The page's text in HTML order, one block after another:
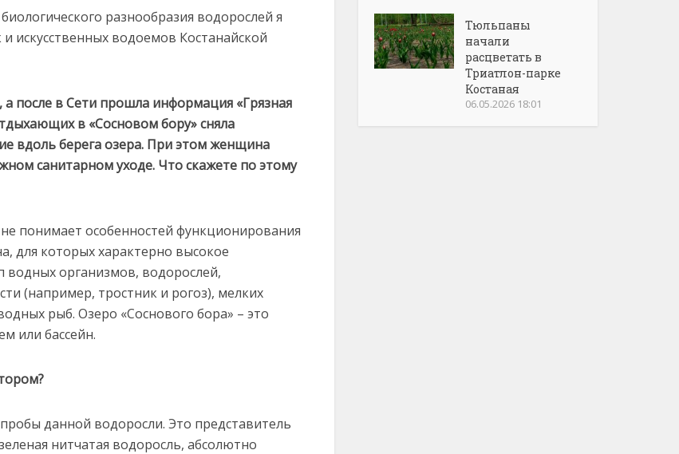
разнообразия водорослей я
искусственных водоемов Костанайской
после в Сети прошла информация «Грязная
в «Сосновом бору» сняла
вдоль берега озера. При этом женщина
санитарном уходе. Что скажете по этому
понимает особенностей функционирования
для которых характерно высокое
водных организмов, водорослей,
(например, тростник и рогоз), мелких
рыб. Озеро «Соснового бора» – это
или бассейн.
данной водоросли. Это представитель
нитчатая водоросль, абсолютно
Тюльпаны
начали
расцветать в
Триатлон-парке
Костаная
06.05.2026 18:01